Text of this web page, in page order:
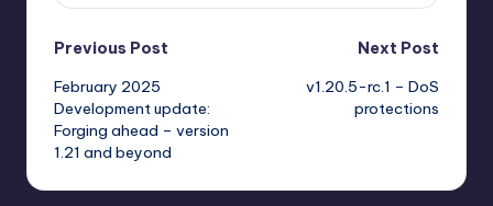
Post
navigation
Previous Post
February 2025
Development update:
Forging ahead – version
1.21 and beyond
Next Post
v1.20.5-rc.1 – DoS
protections